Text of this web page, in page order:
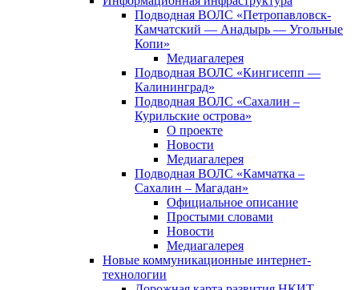
Подводная ВОЛС «Петропавловск-
Камчатский — Анадырь — Угольные
Копи»
Медиагалерея
Подводная ВОЛС «Кингисепп —
Калининград»
Подводная ВОЛС «Сахалин –
Курильские острова»
О проекте
Новости
Медиагалерея
Подводная ВОЛС «Камчатка –
Сахалин – Магадан»
Официальное описание
Простыми словами
Новости
Медиагалерея
Новые коммуникационные интернет-
технологии